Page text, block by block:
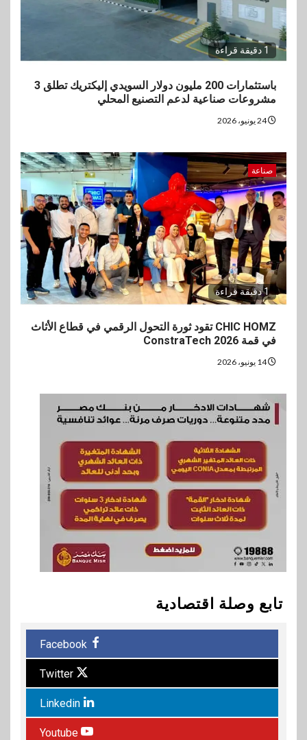
1 دقيقة قراءة
باستثمارات 200 مليون دولار السويدي إليكتريك تطلق 3
مشروعات صناعية لدعم التصنيع المحلي
24 يونيو، 2026
صناعة
1 دقيقة قراءة
CHIC HOMZ تقود ثورة التحول الرقمي في قطاع الأثاث
في قمة ConstraTech 2026
14 يونيو، 2026
تابع وصلة اقتصادية
Facebook
Twitter
Linkedin
Youtube